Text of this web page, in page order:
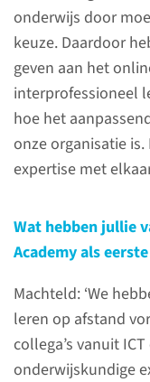
onderwijs door
keuze. Daardoor
geven aan het
interprofessioneel
hoe het
onze organisatie
expertise met
Wat hebben jullie
Academy als
Machteld: ‘We
leren op afstand
collega’s vanuit
onderwijskundige
Health
lees